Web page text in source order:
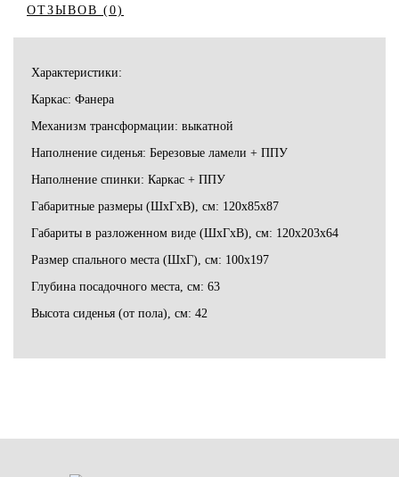
ОТЗЫВОВ (0)
Характеристики:
Каркас: Фанера
Механизм трансформации: выкатной
Наполнение сиденья: Березовые ламели + ППУ
Наполнение спинки: Каркас + ППУ
Габаритные размеры (ШхГхВ), см: 120х85х87
Габариты в разложенном виде (ШхГхВ), см: 120х203х64
Размер спального места (ШхГ), см: 100х197
Глубина посадочного места, см: 63
Высота сиденья (от пола), см: 42